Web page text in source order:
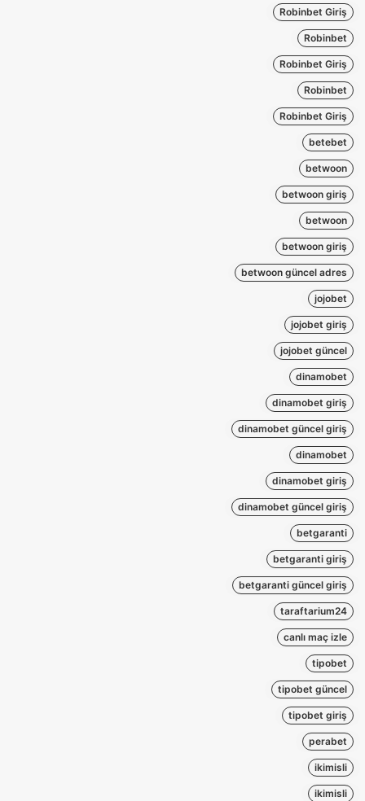
Robinbet Giriş
Robinbet
Robinbet Giriş
Robinbet
Robinbet Giriş
betebet
betwoon
betwoon giriş
betwoon
betwoon giriş
betwoon güncel adres
jojobet
jojobet giriş
jojobet güncel
dinamobet
dinamobet giriş
dinamobet güncel giriş
dinamobet
dinamobet giriş
dinamobet güncel giriş
betgaranti
betgaranti giriş
betgaranti güncel giriş
taraftarium24
canlı maç izle
tipobet
tipobet güncel
tipobet giriş
perabet
ikimisli
ikimisli